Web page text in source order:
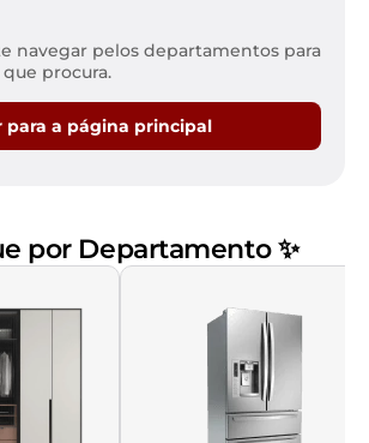
navegar pelos departamentos para
procura.
para a página principal
por Departamento ✨